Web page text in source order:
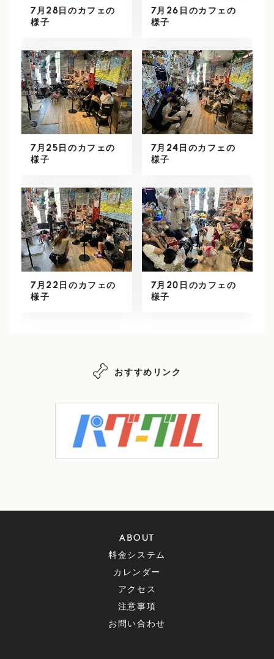
7月28日のカフェの
様子
7月26日のカフェの
様子
7月25日のカフェの
様子
7月24日のカフェの
様子
7月22日のカフェの
様子
7月20日のカフェの
様子
おすすめリンク
ABOUT
料金システム
カレンダー
アクセス
注意事項
お問い合わせ